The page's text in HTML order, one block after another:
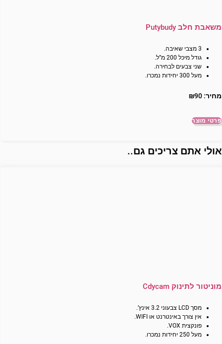
משאבת חלב Putybudy
3 מצבי שאיבה.
גודל מיכל 200 מ”ל.
שני צבעים לבחירה.
מעל 300 יחידות נמכרו.
מחיר: ₪90
פרטי מוצר
אולי אתם צריכים גם..
מוניטור לתינוק Cdycam
מסך LCD צבעוני 3.2 אינץ’.
אין צורך באינטרנט או WIFI.
פונקצית VOX.
מעל 250 יחידות נמכרו.